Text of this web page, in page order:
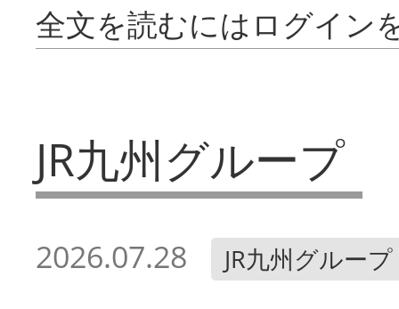
全文を読むにはログイン
JR九州グループ
2026.07.28 JR九州グループ